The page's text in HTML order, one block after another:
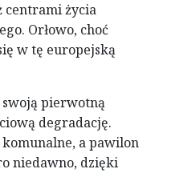
centrami życia
Orłowo, choć
w tę europejską
swoją pierwotną
degradację.
a pawilon
niedawno, dzięki